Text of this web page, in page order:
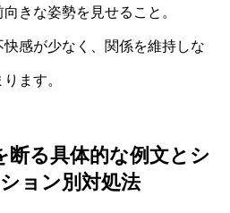
きな姿勢を見せること。
感が少なく、関係を維持しな
ます。
断る具体的な例文とシ
ョン別対処法